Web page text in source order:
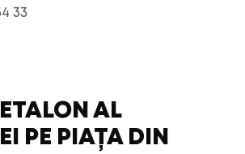
33
AL
PE PIAȚA DIN